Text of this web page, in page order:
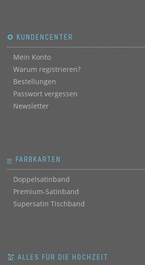
✪ KUNDENCENTER
Mein Konto
Warum registrieren?
Bestellungen
Passwort vergessen
Newsletter
ஐ FARBKARTEN
Doppelsatinband
Premium-Satinband
Supersatin Tischband
💒 ALLES FÜR DIE HOCHZEIT